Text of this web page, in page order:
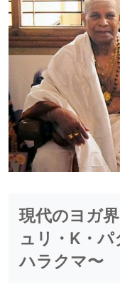
現代のヨガ
ュリ・K・
ハラクマ〜